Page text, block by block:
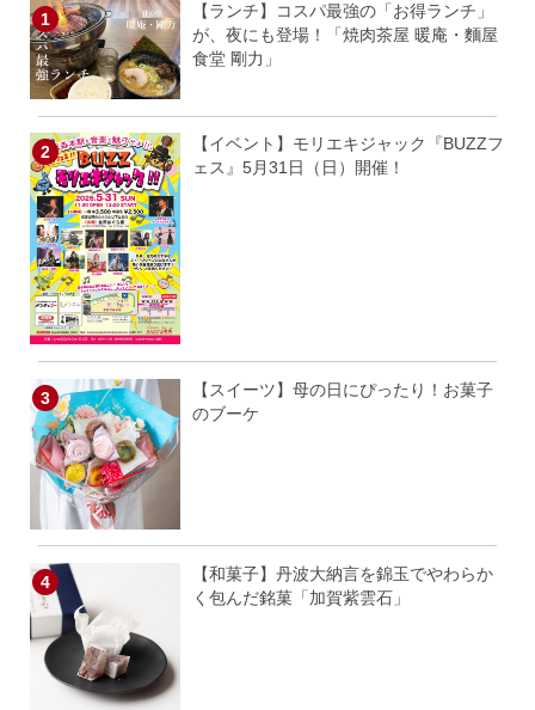
【ランチ】コスパ最強の「お得ランチ」
が、夜にも登場！「焼肉茶屋 暖庵・麵屋
食堂 剛力」
【イベント】モリエキジャック『BUZZフ
ェス』5月31日（日）開催！
【スイーツ】母の日にぴったり！お菓子
のブーケ
【和菓子】丹波大納言を錦玉でやわらか
く包んだ銘菓「加賀紫雲石」